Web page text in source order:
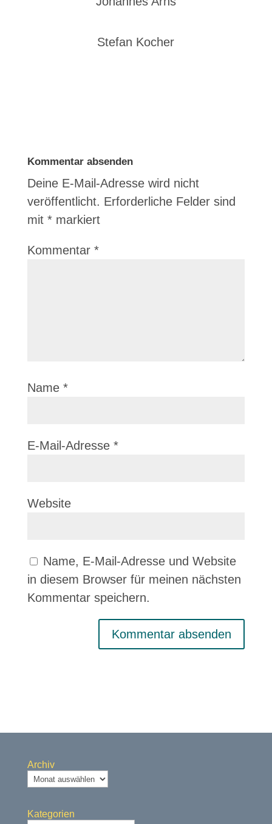
Stefan Kocher
Kommentar absenden
Deine E-Mail-Adresse wird nicht
veröffentlicht. Erforderliche Felder sind
mit *markiert
Kommentar *
Name *
E-Mail-Adresse *
Website
Name, E-Mail-Adresse und Website
in diesem Browser für meinen nächsten
Kommentar speichern.
Archiv
Kategorien